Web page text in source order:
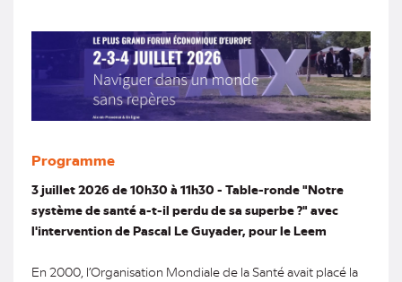
Programme
3 juillet 2026 de 10h30 à 11h30 - Table-ronde "Notre
système de santé a-t-il perdu de sa superbe ?" avec
l'intervention de Pascal Le Guyader, pour le Leem
En 2000, l’Organisation Mondiale de la Santé avait placé la